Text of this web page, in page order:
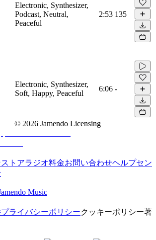
Electronic, Synthesizer,
Podcast, Neutral,
Peaceful
2:53 135
Electronic, Synthesizer,
Soft, Happy, Peaceful
6:06 -
© 2026 Jamendo Licensing
トアラジオ料金お問い合わせヘルプセン
Music
プライバシーポリシークッキーポリシー著